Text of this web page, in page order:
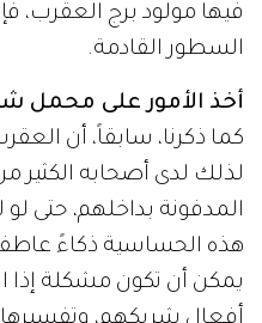
فيها مولود برج العقرب،
السطور القادمة.
أخذ الأمور على محمل
كما ذكرنا، سابقاً، أن
لذلك لدى أصحابه الكثير
المدفونة بداخلهم، حتى
هذه الحساسية ذكاءً
يمكن أن تكون مشكلة إذا